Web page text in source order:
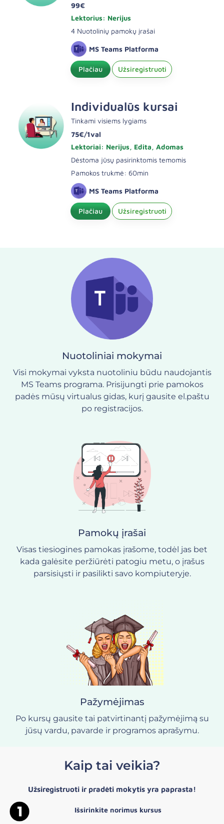
99€
Lektorius: Nerijus
4 Nuotolinių pamokų įrašai
MS Teams Platforma
Plačiau Užsiregistruoti
Individualūs kursai
Tinkami visiems lygiams
75€/1val
Lektoriai: Nerijus, Edita, Adomas
Dėstoma jūsų pasirinktomis temomis
Pamokos trukmė: 60min
MS Teams Platforma
Plačiau Užsiregistruoti
Nuotoliniai mokymai
Visi mokymai vyksta nuotoliniu būdu naudojantis
MS Teams programa. Prisijungti prie pamokos
padės mūsų virtualus gidas, kurį gausite el.paštu
po registracijos.
Pamokų įrašai
Visas tiesiogines pamokas įrašome, todėl jas bet
kada galėsite peržiūrėti patogiu metu, o įrašus
parsisiųsti ir pasilikti savo kompiuteryje.
Pažymėjimas
Po kursų gausite tai patvirtinantį pažymėjimą su
jūsų vardu, pavarde ir programos aprašymu.
Kaip tai veikia?
Užsiregistruoti ir pradėti mokytis yra paprasta!
Išsirinkite norimus kursus